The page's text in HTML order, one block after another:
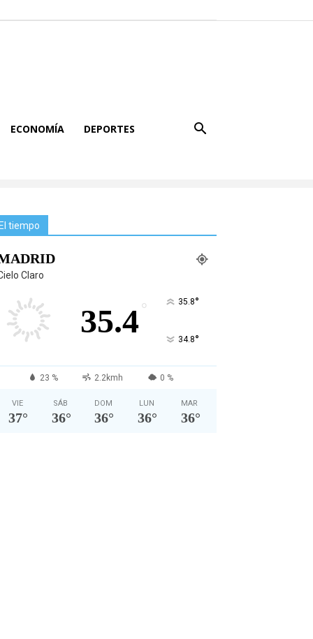
ECONOMÍA DEPORTES
tiempo
Claro
35.4° 35.8°
34.8°
23 % 2.2kmh 0 %
VIE
37°
SÁB
36°
DOM
36°
LUN
36°
MAR
36°